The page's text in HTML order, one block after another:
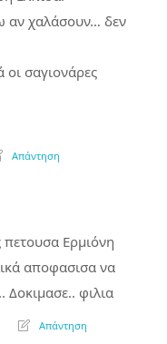
αν χαλάσουν… δεν
οι σαγιονάρες
Απάντηση
πετουσα Ερμιόνη
αποφασισα να
Δοκιμασε.. φιλια
Απάντηση